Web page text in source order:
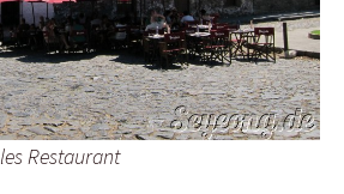
Restaurant